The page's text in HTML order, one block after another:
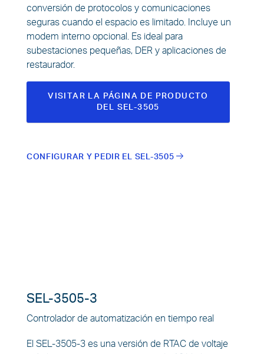
conversión de protocolos y comunicaciones
seguras cuando el espacio es limitado. Incluye un
modem interno opcional. Es ideal para
subestaciones pequeñas, DER y aplicaciones de
restaurador.
VISITAR LA PÁGINA DE PRODUCTO
DEL SEL-3505
CONFIGURAR Y PEDIR EL SEL-3505
SEL-3505-3
Controlador de automatización en tiempo real
El SEL-3505-3 es una versión de RTAC de voltaje